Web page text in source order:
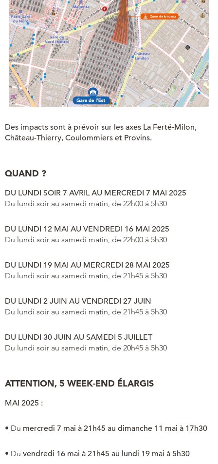
Des impacts sont à prévoir sur les axes La Ferté-Milon,
Château-Thierry, Coulommiers et Provins.
QUAND ?
DU LUNDI SOIR 7 AVRIL AU MERCREDI 7 MAI 2025
Du lundi soir au samedi matin, de 22h00 à 5h30
DU LUNDI 12 MAI AU VENDREDI 16 MAI 2025
Du lundi soir au samedi matin, de 22h00 à 5h30
DU LUNDI 19 MAI AU MERCREDI 28 MAI 2025
Du lundi soir au samedi matin, de 21h45 à 5h30
DU LUNDI 2 JUIN AU VENDREDI 27 JUIN
Du lundi soir au samedi matin, de 21h45 à 5h30
DU LUNDI 30 JUIN AU SAMEDI 5 JUILLET
Du lundi soir au samedi matin, de 20h45 à 5h30
ATTENTION, 5 WEEK-END ÉLARGIS
MAI 2025 :
• Du mercredi 7 mai à 21h45 au dimanche 11 mai à 17h30
• Du vendredi 16 mai à 21h45 au lundi 19 mai à 5h30